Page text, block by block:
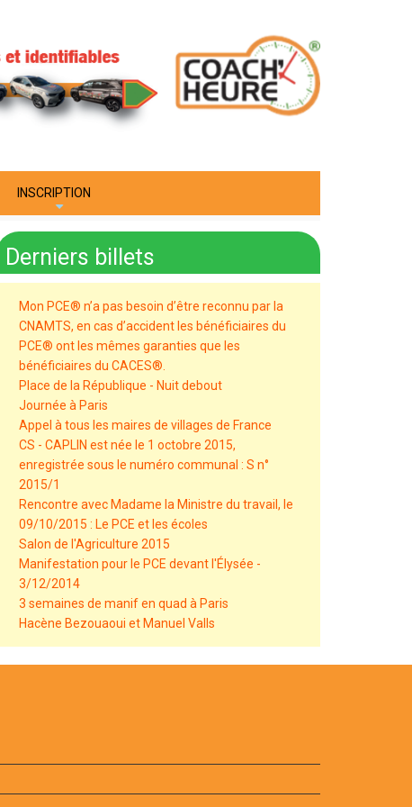
+
INSCRIPTION
Derniers billets
Mon PCE® n’a pas besoin d’être reconnu par la
CNAMTS, en cas d’accident les bénéficiaires du
PCE® ont les mêmes garanties que les
bénéficiaires du CACES®.
Place de la République - Nuit debout
Journée à Paris
Appel à tous les maires de villages de France
CS - CAPLIN est née le 1 octobre 2015,
enregistrée sous le numéro communal : S n°
2015/1
Rencontre avec Madame la Ministre du travail, le
09/10/2015 : Le PCE et les écoles
Salon de l'Agriculture 2015
Manifestation pour le PCE devant l'Élysée -
3/12/2014
3 semaines de manif en quad à Paris
Hacène Bezouaoui et Manuel Valls